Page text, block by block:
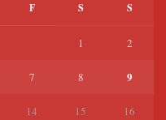
F S S
1 2
7 8 9
14 15 16